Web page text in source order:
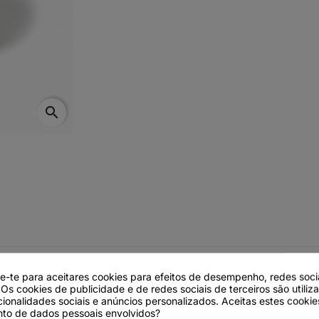
search
Acrílica 1095 – 48mm x
te para aceitares cookies para efeitos de desempenho, redes
cookies de publicidade e de redes sociais de terceiros são
sociais e anúncios personalizados. Aceitas estes
de dados pessoais envolvidos?